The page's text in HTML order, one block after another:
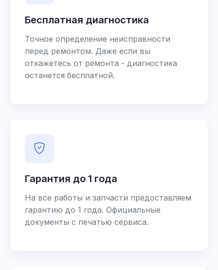
Бесплатная диагностика
Точное определение неисправности
перед ремонтом. Даже если вы
откажетесь от ремонта - диагностика
останется бесплатной.
Гарантия до 1 года
На все работы и запчасти предоставляем
гарантию до 1 года. Официальные
документы с печатью сервиса.